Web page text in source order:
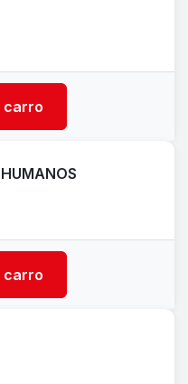
carro
carro